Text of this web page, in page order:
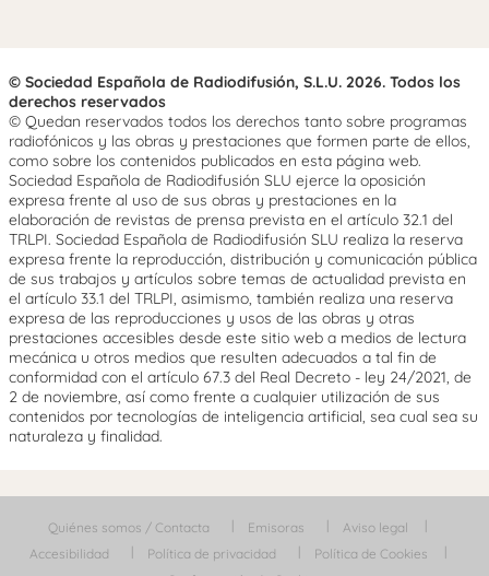
© Sociedad Española de Radiodifusión, S.L.U. 2026. Todos los
derechos reservados
© Quedan reservados todos los derechos tanto sobre programas
radiofónicos y las obras y prestaciones que formen parte de ellos,
como sobre los contenidos publicados en esta página web.
Sociedad Española de Radiodifusión SLU ejerce la oposición
expresa frente al uso de sus obras y prestaciones en la
elaboración de revistas de prensa prevista en el artículo 32.1 del
TRLPI. Sociedad Española de Radiodifusión SLU realiza la reserva
expresa frente la reproducción, distribución y comunicación pública
de sus trabajos y artículos sobre temas de actualidad prevista en
el artículo 33.1 del TRLPI, asimismo, también realiza una reserva
expresa de las reproducciones y usos de las obras y otras
prestaciones accesibles desde este sitio web a medios de lectura
mecánica u otros medios que resulten adecuados a tal fin de
conformidad con el artículo 67.3 del Real Decreto - ley 24/2021, de
2 de noviembre, así como frente a cualquier utilización de sus
contenidos por tecnologías de inteligencia artificial, sea cual sea su
naturaleza y finalidad.
Quiénes somos / Contacta Emisoras
Aviso legal
Accesibilidad
Política de privacidad
Política de Cookies